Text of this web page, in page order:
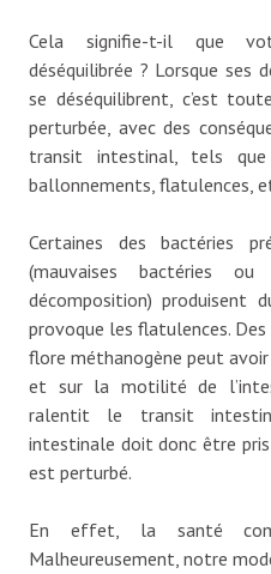
Cela signifie-t-il que
déséquilibrée ? Lorsque ses
se déséquilibrent, c’est
perturbée, avec des
transit intestinal, tels
ballonnements, flatulences,
Certaines des bactéries
(mauvaises bactéries
décomposition) produisent
provoque les flatulences.
flore méthanogène peut
et sur la motilité de
ralentit le transit
intestinale doit donc être
est perturbé.
En effet, la santé
Malheureusement, notre